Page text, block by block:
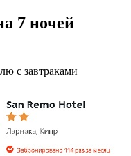
7 ночей
с завтраками